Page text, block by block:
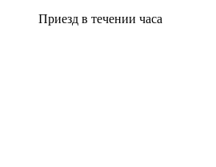
Приезд в течении часа